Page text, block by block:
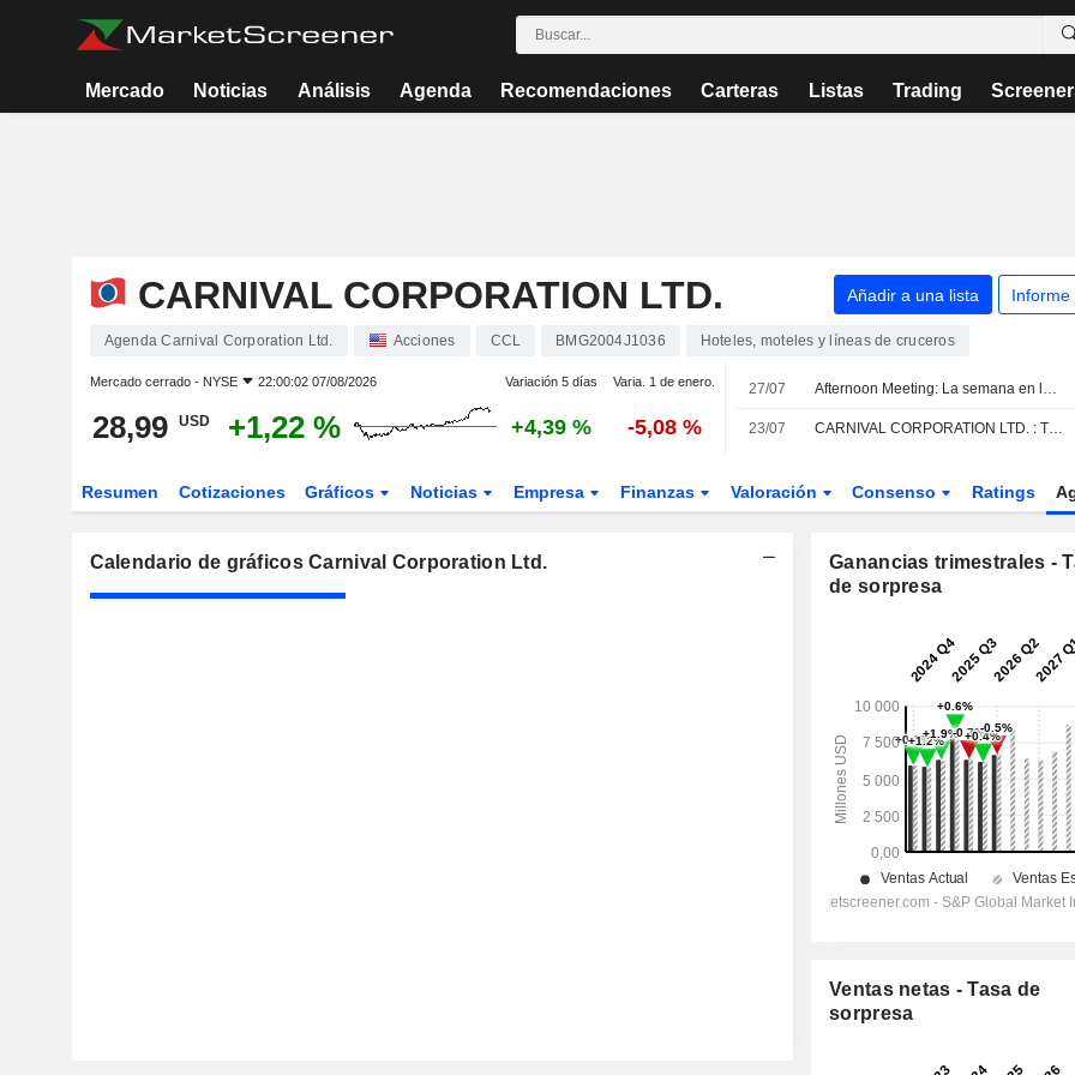
Mercado Noticias Análisis Agenda Recomendaciones Carteras Listas Trading
CARNIVAL CORPORATION LTD. Añadir a una lista Informe
Agenda Carnival Corporation Ltd. Acciones CCL BMG2004J1036 Hoteles, moteles y líneas de cruceros
Mercado cerrado - NYSE 22:00:02 07/08/2026 Variación 5 días Varia. 1 de enero.
28,99 USD +1,22 % +4,39 % -5,08 %
27/07 Afternoon Meeting: La semana en la que todo confluye en Wall Street
23/07 CARNIVAL CORPORATION LTD. : Truist Securities da una recomendación neutral
Resumen Cotizaciones Gráficos Noticias Empresa Finanzas Valoración Consenso Ratings
Calendario de gráficos Carnival Corporation Ltd.
Ganancias trimestrales -
de sorpresa
Ventas netas - Tasa de
sorpresa